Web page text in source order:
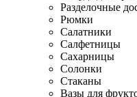
Разделочные
Рюмки
Салатники
Салфетницы
Сахарницы
Солонки
Стаканы
Вазы для